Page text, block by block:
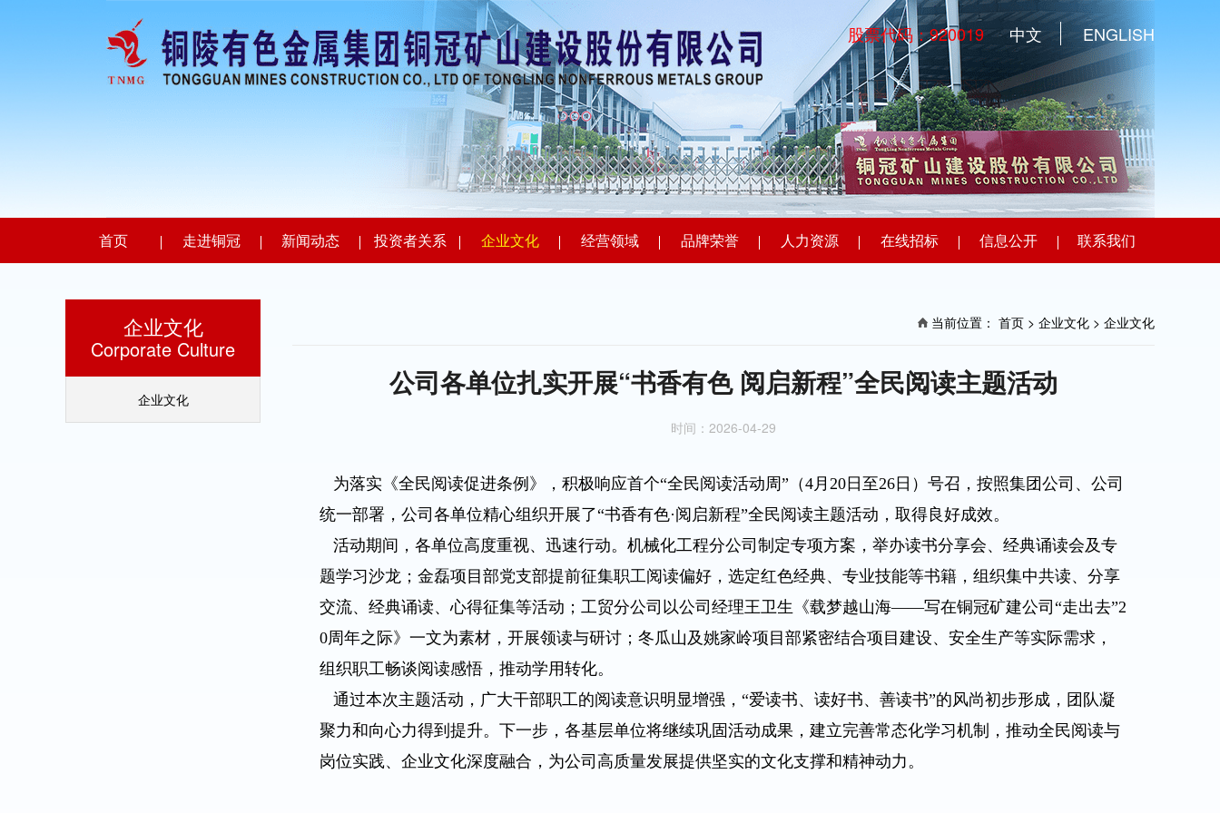
股票代码：920019 中文 ENGLISH
首页 走进铜冠 新闻动态 投资者关系 企业文化 经营领域 品牌荣誉 人力资源 在线招标 信息公开 联系我们
企业文化
Corporate Culture
企业文化
当前位置： 首页 > 企业文化 > 企业文化
公司各单位扎实开展“书香有色 阅启新程”全民阅读主题活动
时间：2026-04-29
为落实《全民阅读促进条例》，积极响应首个“全民阅读活动周”（4月20日至26日）号召，按照集团公司、公司
统一部署，公司各单位精心组织开展了“书香有色·阅启新程”全民阅读主题活动，取得良好成效。
活动期间，各单位高度重视、迅速行动。机械化工程分公司制定专项方案，举办读书分享会、经典诵读会及专
题学习沙龙；金磊项目部党支部提前征集职工阅读偏好，选定红色经典、专业技能等书籍，组织集中共读、分享
交流、经典诵读、心得征集等活动；工贸分公司以公司经理王卫生《载梦越山海——写在铜冠矿建公司“走出去”2
0周年之际》一文为素材，开展领读与研讨；冬瓜山及姚家岭项目部紧密结合项目建设、安全生产等实际需求，
组织职工畅谈阅读感悟，推动学用转化。
通过本次主题活动，广大干部职工的阅读意识明显增强，“爱读书、读好书、善读书”的风尚初步形成，团队凝
聚力和向心力得到提升。下一步，各基层单位将继续巩固活动成果，建立完善常态化学习机制，推动全民阅读与
岗位实践、企业文化深度融合，为公司高质量发展提供坚实的文化支撑和精神动力。